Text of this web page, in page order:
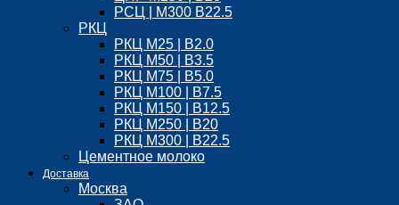
РСЦ | М300 B22.5
РКЦ
РКЦ М25 | B2.0
РКЦ М50 | B3.5
РКЦ М75 | B5.0
РКЦ М100 | B7.5
РКЦ М150 | B12.5
РКЦ М250 | B20
РКЦ М300 | B22.5
Цементное молоко
Доставка
Москва